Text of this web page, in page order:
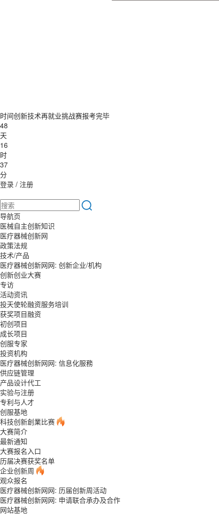
时间创新技术再就业挑战赛报考完毕
48
天
16
时
37
分
登录 / 注册
导航页
医械自主创新知识
医疗器械创新网
政策法规
技术/产品
医疗器械创新网网: 创新企业/机构
创新创业大赛
专访
活动资讯
投天使轮融资服务培训
获奖项目融资
初创项目
成长项目
创服专家
投资机构
医疗器械创新网网: 信息化服務
供应链管理
产品设计代工
实验与注册
专利与人才
创服基地
科技创新創業比赛
大赛简介
最新通知
大赛报名入口
历届决赛获奖名单
企业创新周
观众报名
医疗器械创新网网: 历届创新周活动
医疗器械创新网网: 申请联合承办及合作
网站基地